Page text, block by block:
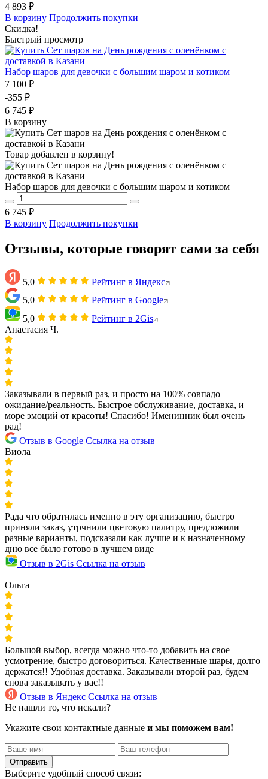
4 893 ₽
В корзину Продолжить покупки
Скидка!
Быстрый просмотр
Набор шаров для девочки с большим шаром и котиком
7 100 ₽
-355 ₽
6 745 ₽
В корзину
Товар добавлен в корзину!
Набор шаров для девочки с большим шаром и котиком
6 745 ₽
В корзину Продолжить покупки
Отзывы, которые говорят сами за себя
5,0
Рейтинг в Яндекс
5,0
Рейтинг в Google
5,0
Рейтинг в 2Gis
Анастасия Ч.
Заказывали в первый раз, и просто на 100% совпадо
ожидание/реальность. Быстрое обслуживание, доставка, и
море эмоций от красоты! Спасибо! Именинник был очень
рад!
Отзыв в Google Ссылка на отзыв
Виола
Рада что обратилась именно в эту организацию, быстро
приняли заказ, утрчнили цветовую палитру, предложили
разные варианты, подсказали как лучше и к назначенному
дню все было готово в лучшем виде
Отзыв в 2Gis Ссылка на отзыв
Ольга
Большой выбор, всегда можно что-то добавить на свое
усмотрение, быстро договориться. Качественные шары, долго
держатся!! Удобная доставка. Заказывали второй раз, будем
снова заказывать у вас!!
Отзыв в Яндекс Ссылка на отзыв
Не нашли то, что искали?
Укажите свои контактные данные и мы поможем вам!
Отправить
Выберите удобный способ связи: